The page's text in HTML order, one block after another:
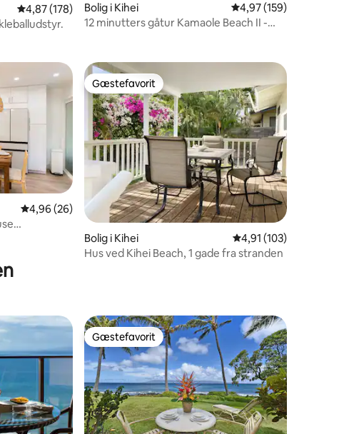
171 omtaler
4,87 ud af 5 i gennemsnitlig bedømmelse, 178 omtaler
4,87 (178)
Bolig i Kihei 4,97 ud af 5 i
4,97 (159)
12 minutters gåtur Kamaole Beach II -
24 omtaler
4,96 ud af 5 i gennemsnitlig bedømmelse, 26 omtaler
4,96 (26)
Gæstefavorit
Gæstefavorit
Bolig i Kihei 4,91 ud af 5 i
4,91 (103)
Hus ved Kihei Beach, 1 gade fra stranden
Gæstefavorit
Gæstefavorit